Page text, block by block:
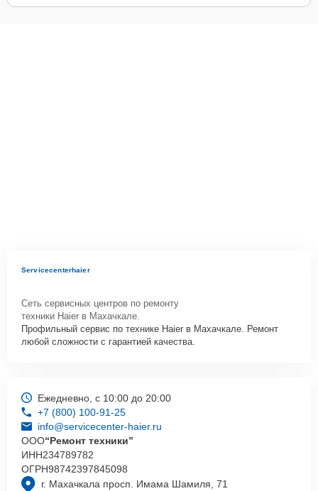
Servicecenterhaier
Сеть сервисных центров по ремонту
техники Haier в Махачкале.
Профильный сервис по технике Haier в Махачкале. Ремонт
любой сложности с гарантией качества.
г. Махачкала просп. Имама Шамиля, 71
Ежедневно, с 10:00 до 20:00
+7 (800) 100-91-25
info@servicecenter-haier.ru
ООО“Ремонт техники”
ИНН234789782
ОГРН98742397845098